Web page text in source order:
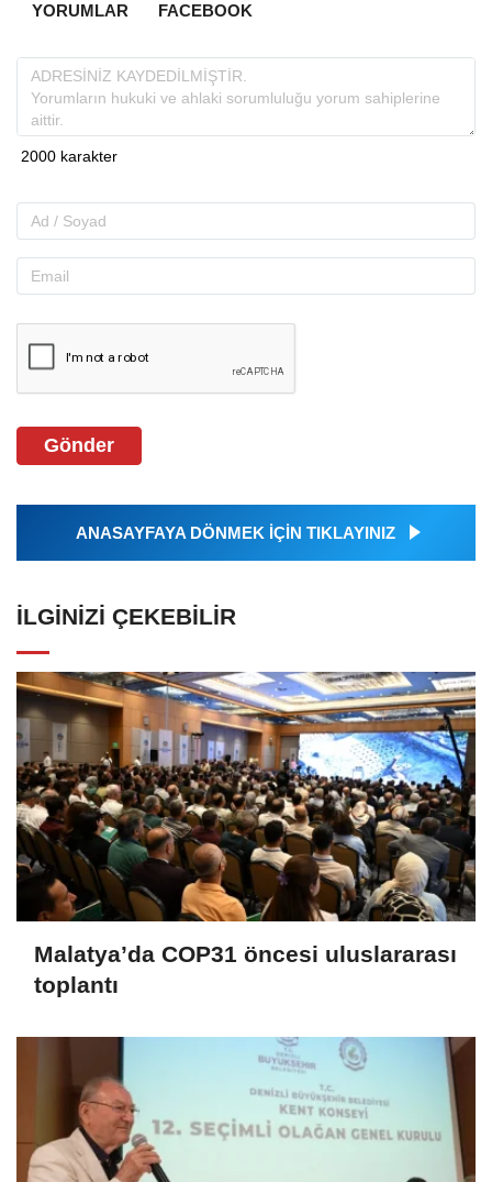
YORUMLAR FACEBOOK
Gönder
ANASAYFAYA DÖNMEK İÇİN TIKLAYINIZ
İLGINIZI ÇEKEBILIR
Malatya’da COP31 öncesi uluslararası
toplantı